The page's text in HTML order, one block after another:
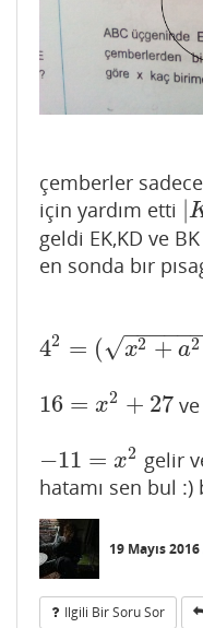
çemberler
için yardım etti ||
geldi EK,KD ve
en sonda bır
42 = ( x2 + a2
−−−−−
√
42 =(x 2+a2−9 )2+(36
16 = x2 + 27
16=x2 +27 ve
−11 = x2
−11= x2
gelir
hatamı sen bul :)
19 Mayıs 2016
Ilgili Bir Soru Sor